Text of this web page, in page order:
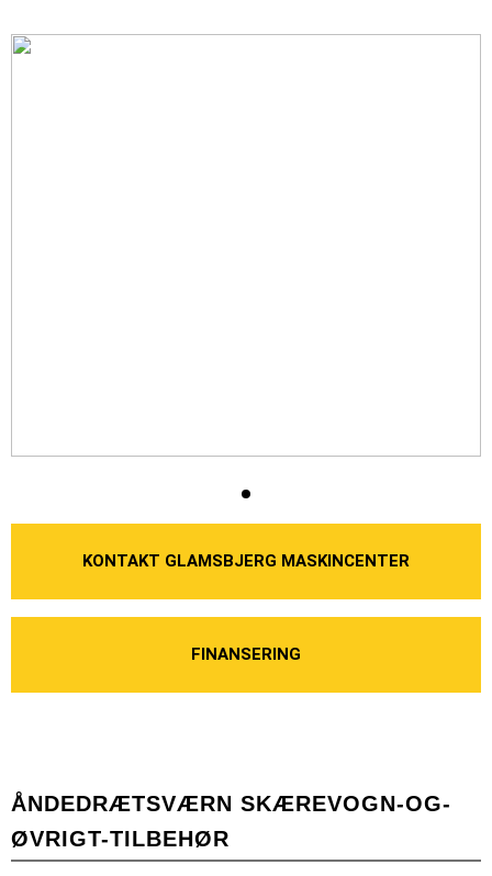
KONTAKT GLAMSBJERG MASKINCENTER
FINANSERING
ÅNDEDRÆTSVÆRN SKÆREVOGN-OG-
ØVRIGT-TILBEHØR